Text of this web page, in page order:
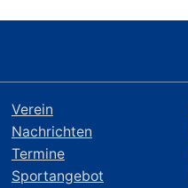
Verein
Nachrichten
Termine
Sportangebot